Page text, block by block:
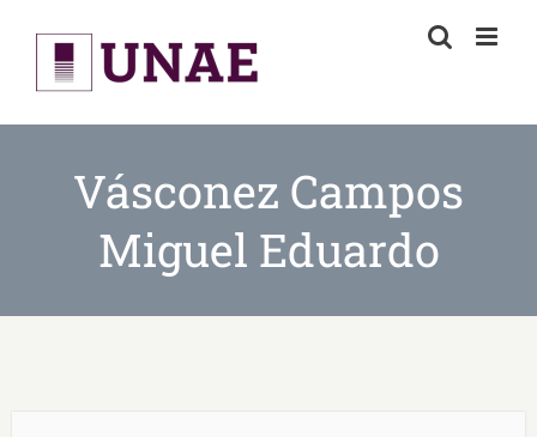
content
Vásconez Campos
Miguel Eduardo